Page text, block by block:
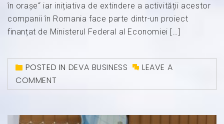
în oraşe“ iar inițiativa de extindere a activității acestor
companii în Romania face parte dintr-un proiect
finanțat de Ministerul Federal al Economiei […]
POSTED IN DEVA BUSINESS
LEAVE A
COMMENT